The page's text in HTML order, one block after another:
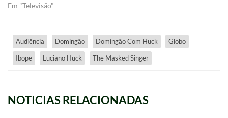
Em "Televisão"
Audiência Domingão Domingão Com Huck Globo
Ibope Luciano Huck The Masked Singer
NOTICIAS RELACIONADAS